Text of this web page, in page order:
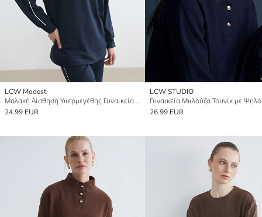
LCW Modest
Μαλακή Αίσθηση Υπερμεγέθης Γυναικεία Μπλούζα Τουνίκ
24.99 EUR
LCW STUDIO
Γυναικεία Μπλούζα Τουνίκ με
26.99 EUR